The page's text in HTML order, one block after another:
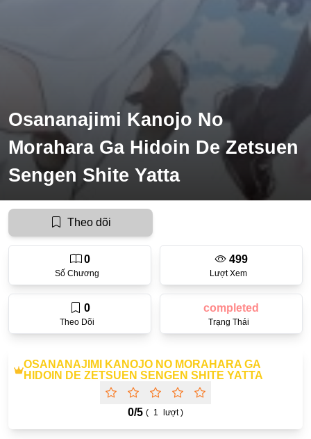
Ecchi
Nữ Cường
Huyền Huyễn
Tổng Tài
#Chiếm Hữu Mạnh Mẽ
Sports
Comic
#Ngược Tâm
Josei
One Shot
Osananajimi Kanojo No
Morahara Ga Hidoin De Zetsuen
Sengen Shite Yatta
OSANANAJIMI KANOJO NO MORAHARA GA
HIDOIN DE ZETSUEN SENGEN SHITE YATTA
0/5 ( 1 lượt )
Số Chương
0
Lượt Xem
499
Theo Dõi
0
Trạng Thái
completed
Theo dõi